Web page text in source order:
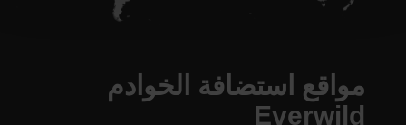
مواقع استضافة الخوادم
Everwild